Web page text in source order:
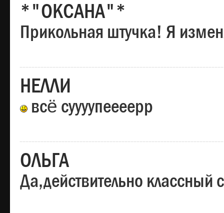
*"ОКСАНА"*
Прикольная штучка! Я
НЕЛЛИ
всё суууупеееерр
ОЛЬГА
Да,действительно классный